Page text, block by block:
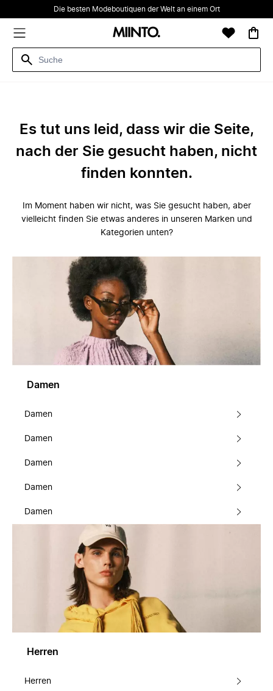
Die besten Modeboutiquen der Welt an einem Ort
Es tut uns leid, dass wir die Seite,
nach der Sie gesucht haben, nicht
finden konnten.
Im Moment haben wir nicht, was Sie gesucht haben, aber
vielleicht finden Sie etwas anderes in unseren Marken und
Kategorien unten?
Damen
Damen
Damen
Damen
Damen
Damen
Herren
Herren